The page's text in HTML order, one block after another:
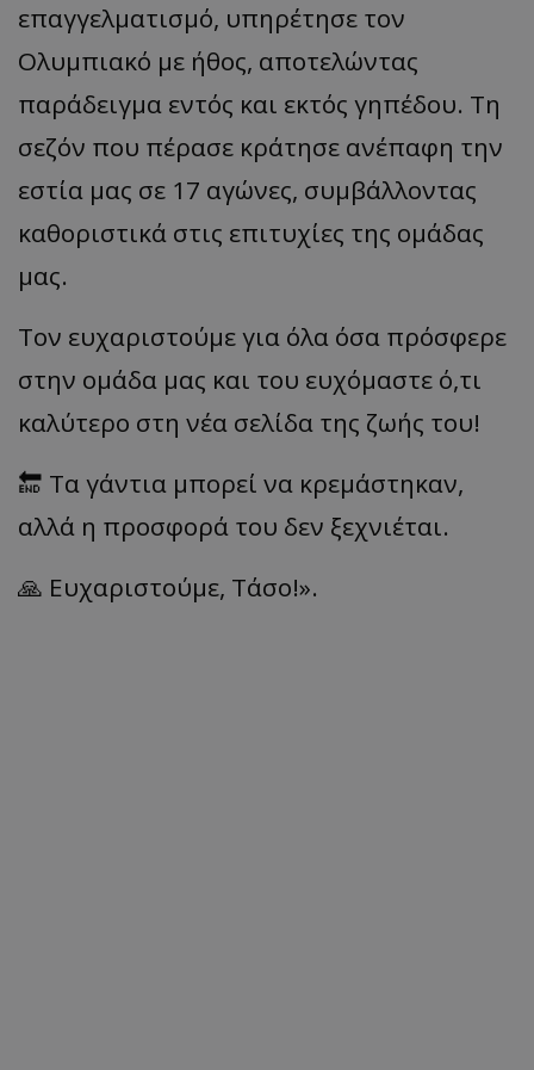
επαγγελματισμό, υπηρέτησε τον
Ολυμπιακό με ήθος, αποτελώντας
παράδειγμα εντός και εκτός γηπέδου. Τη
σεζόν που πέρασε κράτησε ανέπαφη την
εστία μας σε 17 αγώνες, συμβάλλοντας
καθοριστικά στις επιτυχίες της ομάδας
μας.
Τον ευχαριστούμε για όλα όσα πρόσφερε
στην ομάδα μας και του ευχόμαστε ό,τι
καλύτερο στη νέα σελίδα της ζωής του!
🔚 Τα γάντια μπορεί να κρεμάστηκαν,
αλλά η προσφορά του δεν ξεχνιέται.
🙏 Ευχαριστούμε, Τάσο!».